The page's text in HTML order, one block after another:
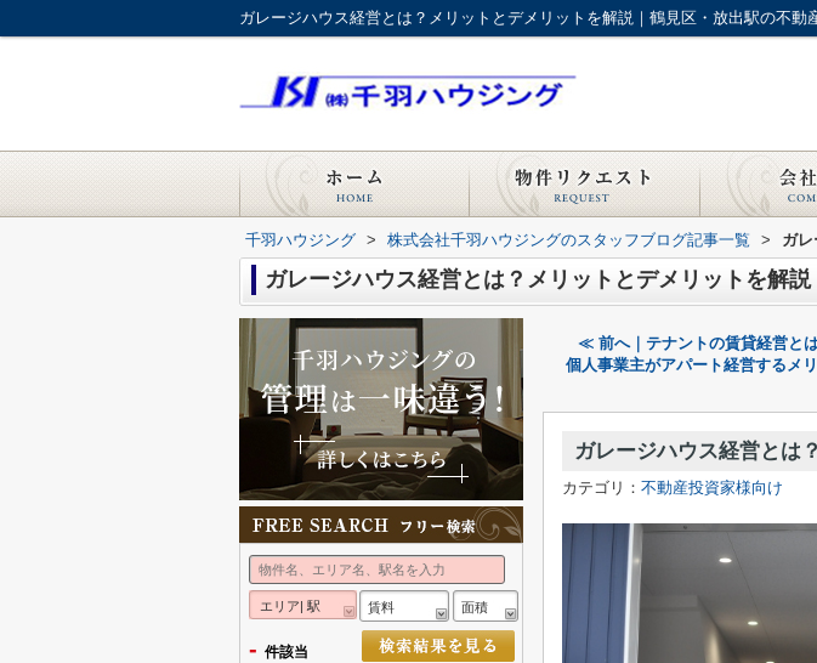
ガレージハウス経営とは？メリットとデメリットを解説｜鶴見区・放出駅の不動
千羽ハウジング > 株式会社千羽ハウジングのスタッフブログ記事一覧 > ガ
ガレージハウス経営とは？メリットとデメリットを解説
≪ 前へ｜テナントの賃貸経営と
個人事業主がアパート経営するメ
ガレージハウス経営とは
カテゴリ： 不動産投資家様向け
エリア| 駅 賃料 面積
- 件該当